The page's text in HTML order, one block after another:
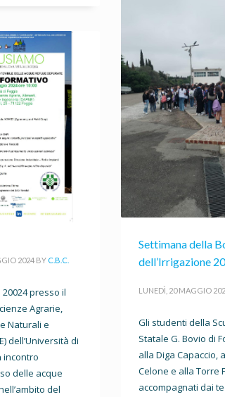
Settimana della
dell’Irrigazione
LUNEDÌ, 20 MAGGIO
Gli studenti della
Statale G. Bovio di
alla Diga Capaccio,
Celone e alla Torre
accompagnati dai
2024 BY C.B.C.
presso il
Agrarie,
Naturali e
dell’Università di
incontro
delle acque
del